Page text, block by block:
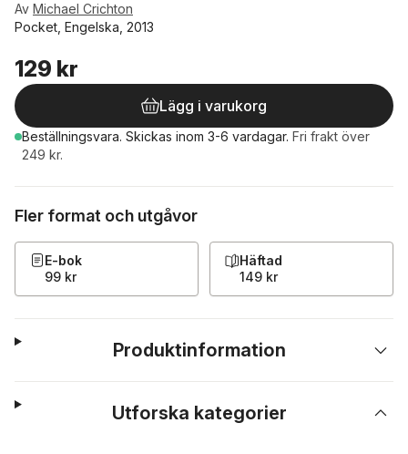
Av Michael Crichton
Pocket, Engelska, 2013
129 kr
Lägg i varukorg
Beställningsvara. Skickas inom 3-6 vardagar. Fri frakt över
249 kr.
Fler format och utgåvor
E-bok
99 kr
Häftad
149 kr
Produktinformation
Utforska kategorier